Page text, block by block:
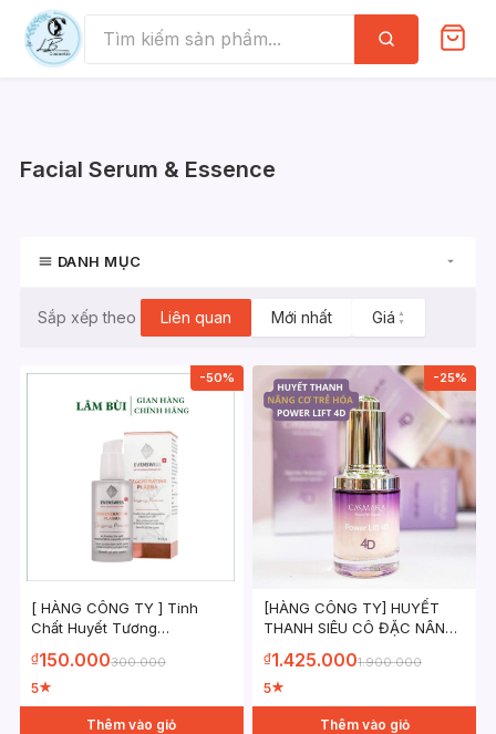
Skip
content
Tìm
kiếm
Facial Serum & Essence
DANH MỤC
Sắp xếp theo Liên quan Mới nhất Giá ▲
▼
-50%
[ HÀNG CÔNG TY ] Tinh
Chất Huyết Tương
Plasma 100ml Làm Dịu Phục
Hồi Trẻ Hóa Da
₫150.000300.000
5★
Thêm vào giỏ
-25%
[HÀNG CÔNG TY] HUYẾT
THANH SIÊU CÔ ĐẶC NÂNG
4D 30ML
₫1.425.0001.900.000
5★
Thêm vào giỏ